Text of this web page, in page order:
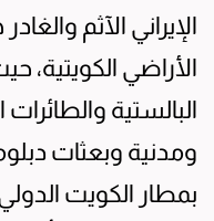
الإيراني الآثم
الأراضي الكويتية،
البالستية
بمطار الكويت